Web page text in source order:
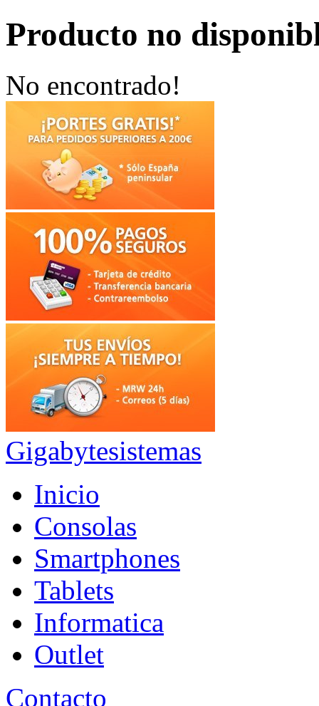
Producto no
No encontrado!
Gigabytesistemas
Inicio
Consolas
Smartphones
Tablets
Informatica
Outlet
Contacto